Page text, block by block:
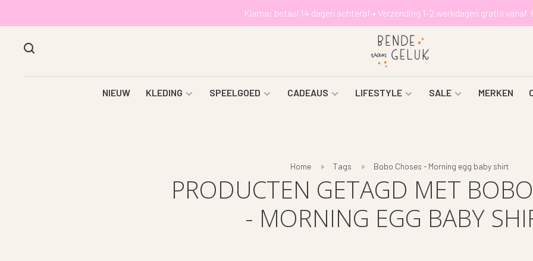
Klarna: betaal 14 dagen achteraf • Verzending 1-2 werkdagen gratis vanaf
NIEUW KLEDING SPEELGOED CADEAUS LIFESTYLE SALE MERKEN
Home Tags Bobo Choses - Morning egg baby shirt
PRODUCTEN GETAGD MET
- MORNING EGG BABY